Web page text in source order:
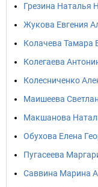
Грезина Наталья
Жукова Евгения
Колачева Тамара
Колегаева
Колесниченко
Маишеева
Макшанова
Обухова Елена
Пугасеева
Саввина Марина